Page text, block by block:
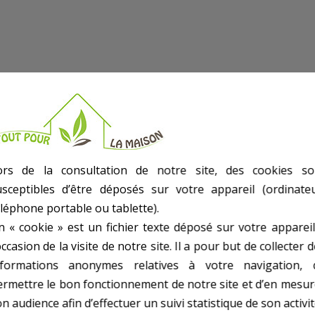
avec Le (La)Lot 2 Bobines Pour Cbe18V Et Cbe18V2Bcrdans
2 Bobines Pour
de la consultation de notre site, des cookies
d’être déposés sur votre appareil
portable ou tablette).
« cookie » est un fichier texte déposé sur votre
de la visite de notre site. Il a pour but de collecter
anonymes relatives à votre navigation,
le bon fonctionnement de notre site et d’en
audience afin d’effectuer un suivi statistique de son